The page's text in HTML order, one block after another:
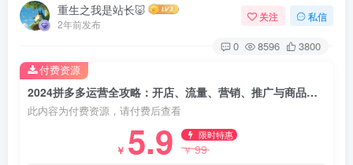
重生之我是站长🐷
2年前发布
关注 私信
0 8596 3800
2024拼多多运营全攻略：开店、流量、营销、推广与商品发布技巧（无水印）
此内容为付费资源，请付费后查看
￥ 5.9 限时特惠
￥99
付费资源